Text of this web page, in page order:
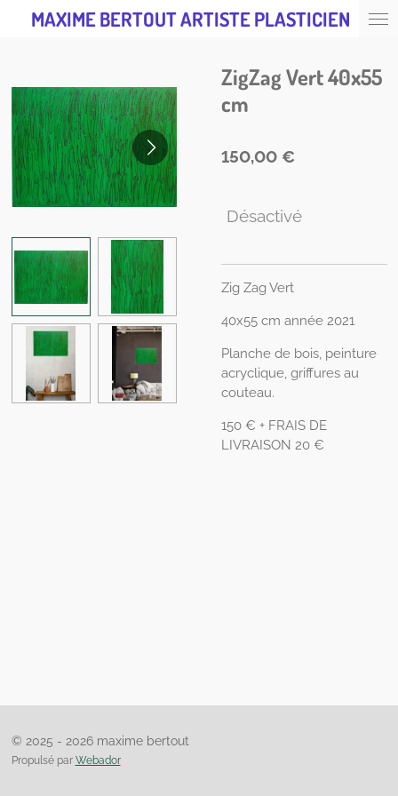
PasserMAXIME BERTOUT ARTISTE PLASTICIEN
ZigZag Vert 40x55
cm
150,00 €
Désactivé
Zig Zag Vert
40x55 cm année 2021
Planche de bois, peinture
acryclique, griffures au
couteau.
150 € + FRAIS DE
LIVRAISON 20 €
© 2025 - 2026 maxime bertout
Propulsé par Webador